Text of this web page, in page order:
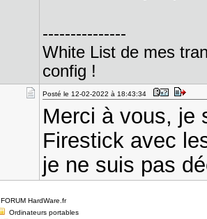
---------------
White List de mes
config !
Posté le 12-02-2022 à 18:43:34
Merci à vous, je
Firestick avec
je ne suis pas
FORUM HardWare.fr
Ordinateurs portables